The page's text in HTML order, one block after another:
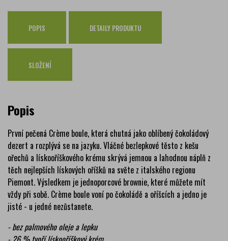
POPIS DETAILY PRODUKTU
SLOŽENÍ
Popis
První pečená Crème boule, která chutná jako oblíbený čokoládový
dezert a rozplývá se na jazyku. Vláčné bezlepkové těsto z kešu
ořechů a lískooříškového krému skrývá jemnou a lahodnou náplň z
těch nejlepších lískových oříšků na světe z italského regionu
Piemont. Výsledkem je jednoporcové brownie, které můžete mít
vždy při sobě. Crème boule voní po čokoládě a oříšcích a jedno je
jisté - u jedné nezůstanete.
- bez palmového oleje a lepku